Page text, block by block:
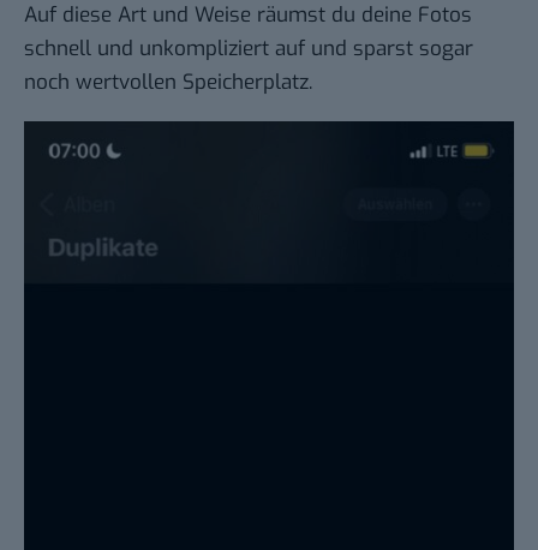
Auf diese Art und Weise räumst du deine Fotos
schnell und unkompliziert auf und sparst sogar
noch wertvollen Speicherplatz.